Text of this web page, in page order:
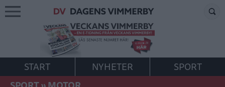
START NYHETER
SPORT